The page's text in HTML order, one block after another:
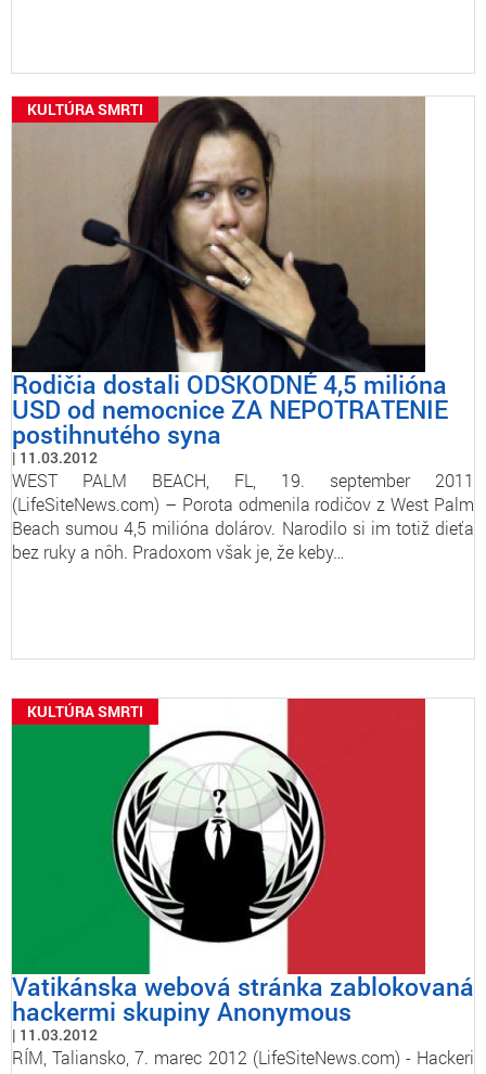
KULTÚRA SMRTI
Rodičia dostali ODŠKODNÉ 4,5 milióna
USD od nemocnice ZA NEPOTRATENIE
postihnutého syna
11.03.2012
WEST PALM BEACH, FL, 19. september 2011
(LifeSiteNews.com) – Porota odmenila rodičov z West Palm
Beach sumou 4,5 milióna dolárov. Narodilo si im totiž dieťa
bez ruky a nôh. Pradoxom však je, že keby…
KULTÚRA SMRTI
Vatikánska webová stránka zablokovaná
hackermi skupiny Anonymous
11.03.2012
RÍM, Taliansko, 7. marec 2012 (LifeSiteNews.com) - Hackeri